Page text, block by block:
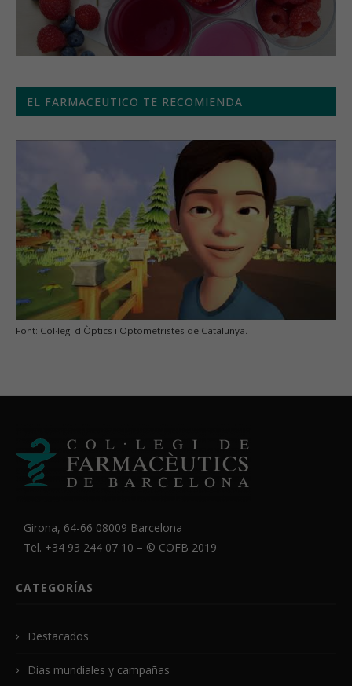
EL FARMACEUTICO TE RECOMIENDA
Font: Col·legi d'Òptics i Optometristes de Catalunya.
Girona, 64-66 08009 Barcelona
Tel. +34 93 244 07 10 – © COFB 2019
CATEGORÍAS
Destacados
Dias mundiales y campañas